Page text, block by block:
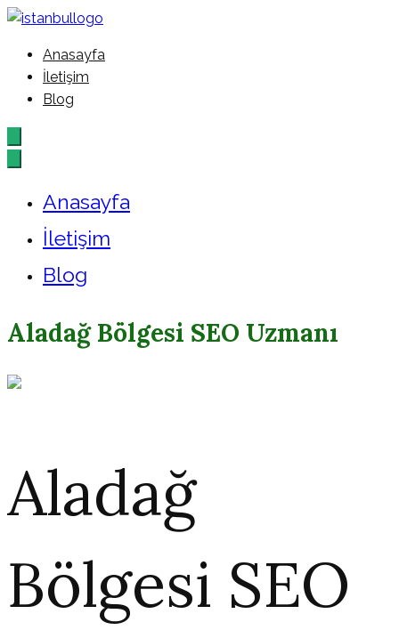
İçeriğe
İstanbul – Google – Reklam –
Ajansı
Anasayfa
İletişim
Blog
Anasayfa
İletişim
Blog
Aladağ Bölgesi SEO Uzmanı
Aladağ
Bölgesi SEO